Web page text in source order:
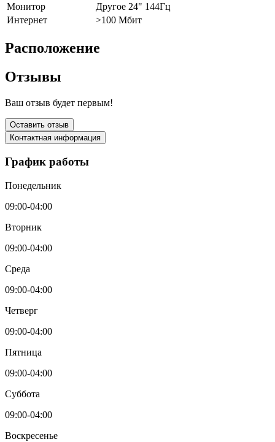
Монитор
Другое 24" 144Гц
Интернет
>100 Мбит
Расположение
Отзывы
Ваш отзыв будет первым!
Оставить отзыв
Контактная информация
График работы
Понедельник
09:00-04:00
Вторник
09:00-04:00
Среда
09:00-04:00
Четверг
09:00-04:00
Пятница
09:00-04:00
Суббота
09:00-04:00
Воскресенье